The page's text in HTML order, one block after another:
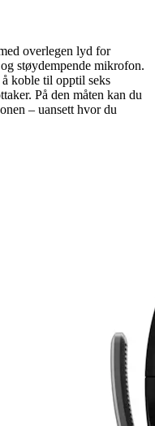
overlegen lyd for
støydempende mikrofon.
koble til opptil seks
På den måten kan du
– uansett hvor du